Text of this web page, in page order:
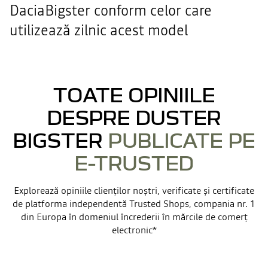
DaciaBigster conform celor care
utilizează zilnic acest model
TOATE OPINIILE
DESPRE DUSTER
BIGSTER PUBLICATE PE
E-TRUSTED
Explorează opiniile clienților noștri, verificate și certificate
de platforma independentă Trusted Shops, compania nr. 1
din Europa în domeniul încrederii în mărcile de comerț
electronic*